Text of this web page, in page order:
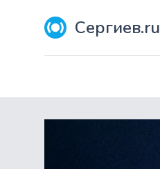
Сергиев.ru